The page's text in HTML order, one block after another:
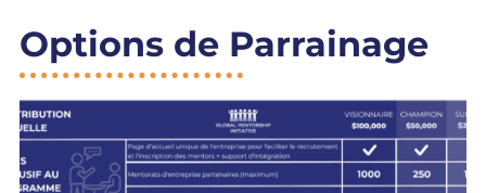
Options de Parrainage